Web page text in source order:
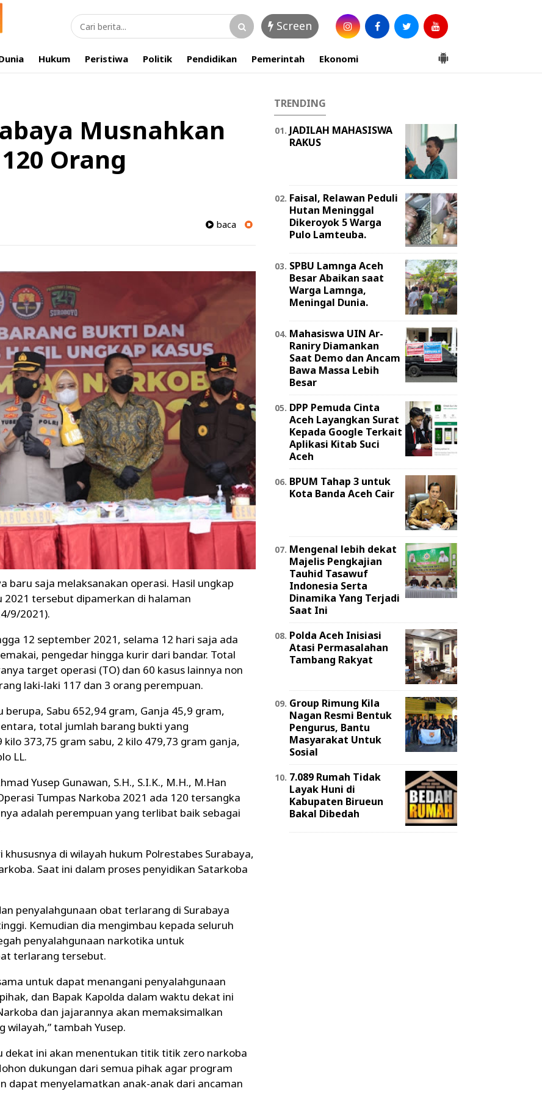
Screen
Hukum Peristiwa Politik Pendidikan Pemerintah Ekonomi
Musnahkan
Orang
baca
baru saja melaksanakan operasi. Hasil ungkap
2021 tersebut dipamerkan di halaman
9/2021).
12 september 2021, selama 12 hari saja ada
pengedar hingga kurir dari bandar. Total
target operasi (TO) dan 60 kasus lainnya non
laki-laki 117 dan 3 orang perempuan.
Sabu 652,94 gram, Ganja 45,9 gram,
total jumlah barang bukti yang
373,75 gram sabu, 2 kilo 479,73 gram ganja,
LL.
Yusep Gunawan, S.H., S.I.K., M.H., M.Han
Tumpas Narkoba 2021 ada 120 tersangka
adalah perempuan yang terlibat baik sebagai
di wilayah hukum Polrestabes Surabaya,
Saat ini dalam proses penyidikan Satarkoba
penyalahgunaan obat terlarang di Surabaya
Kemudian dia mengimbau kepada seluruh
penyalahgunaan narkotika untuk
terlarang tersebut.
untuk dapat menangani penyalahgunaan
dan Bapak Kapolda dalam waktu dekat ini
dan jajarannya akan memaksimalkan
tambah Yusep.
dekat ini akan menentukan titik titik zero narkoba
dukungan dari semua pihak agar program
dapat menyelamatkan anak-anak dari ancaman
TRENDING
JADILAH MAHASISWA
RAKUS
Faisal, Relawan Peduli
Hutan Meninggal
Dikeroyok 5 Warga
Pulo Lamteuba.
SPBU Lamnga Aceh
Besar Abaikan saat
Warga Lamnga,
Meningal Dunia.
Mahasiswa UIN Ar-
Raniry Diamankan
Saat Demo dan Ancam
Bawa Massa Lebih
Besar
DPP Pemuda Cinta
Aceh Layangkan Surat
Kepada Google Terkait
Aplikasi Kitab Suci
Aceh
BPUM Tahap 3 untuk
Kota Banda Aceh Cair
Mengenal lebih dekat
Majelis Pengkajian
Tauhid Tasawuf
Indonesia Serta
Dinamika Yang Terjadi
Saat Ini
Polda Aceh Inisiasi
Atasi Permasalahan
Tambang Rakyat
Group Rimung Kila
Nagan Resmi Bentuk
Pengurus, Bantu
Masyarakat Untuk
Sosial
7.089 Rumah Tidak
Layak Huni di
Kabupaten Birueun
Bakal Dibedah